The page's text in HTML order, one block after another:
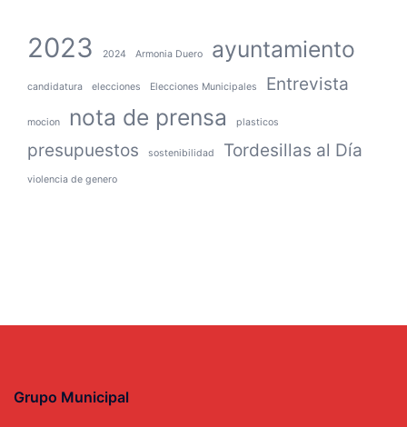
2023 2024 Armonia Duero ayuntamiento
candidatura elecciones Elecciones Municipales Entrevista
mocion nota de prensa plasticos
presupuestos sostenibilidad Tordesillas al Día
violencia de genero
Grupo Municipal